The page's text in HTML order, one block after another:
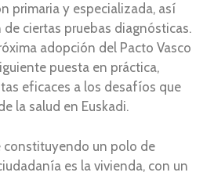
primaria y especializada, así
ciertas pruebas diagnósticas.
adopción del Pacto Vasco
puesta en práctica,
eficaces a los desafíos que
la salud en Euskadi.
constituyendo un polo de
es la vivienda, con un